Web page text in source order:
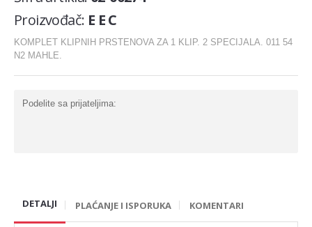
Karike
Komplet za generalnu
Proizvođač: E E C
KOMPLET KLIPNIH PRSTENOVA ZA 1 KLIP. 2 SPECIJALA. 011 54
N2 MAHLE.
Podelite sa prijateljima:
DETALJI PLAĆANJE I ISPORUKA KOMENTARI